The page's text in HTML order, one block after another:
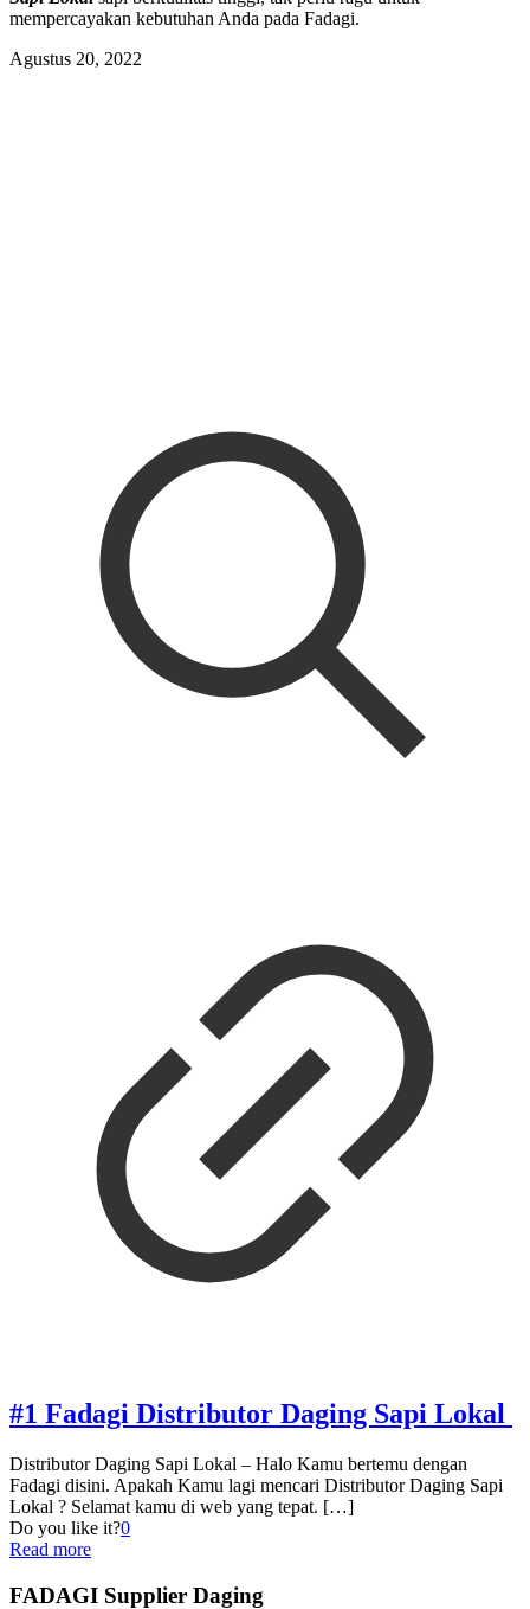
mempercayakan kebutuhan Anda pada Fadagi.
Agustus 20, 2022
#1 Fadagi Distributor Daging Sapi Lokal
Distributor Daging Sapi Lokal – Halo Kamu bertemu dengan
Fadagi disini. Apakah Kamu lagi mencari Distributor Daging Sapi
Lokal ? Selamat kamu di web yang tepat. […]
Do you like it?0
Read more
FADAGI Supplier Daging